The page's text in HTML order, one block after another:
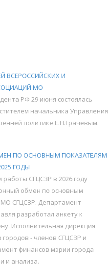
ВСЕРОССИЙСКИХ И
МО
РФ 29 июня состоялась
начальника Управления
политике Е.Н.Грачёвым.
ПО ОСНОВНЫМ ПОКАЗАТЕЛЯМ
ГОДЫ
работы СГЦСЗР в 2026 году
обмен по основным
СГЦСЗР. Департамент
разработал анкету к
Исполнительная дирекция
- членов СГЦСЗР и
финансов мэрии города
и анализа.